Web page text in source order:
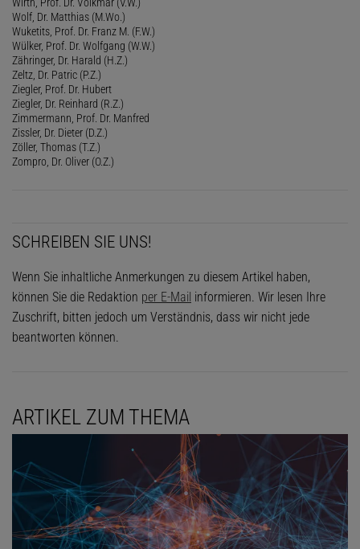
Wolf, Dr. Matthias (M.Wo.)
Wuketits, Prof. Dr. Franz M. (F.W.)
Wülker, Prof. Dr. Wolfgang (W.W.)
Zähringer, Dr. Harald (H.Z.)
Zeltz, Dr. Patric (P.Z.)
Ziegler, Prof. Dr. Hubert
Ziegler, Dr. Reinhard (R.Z.)
Zimmermann, Prof. Dr. Manfred
Zissler, Dr. Dieter (D.Z.)
Zöller, Thomas (T.Z.)
Zompro, Dr. Oliver (O.Z.)
SCHREIBEN SIE UNS!
Wenn Sie inhaltliche Anmerkungen zu diesem Artikel haben,
können Sie die Redaktion per E-Mail informieren. Wir lesen Ihre
Zuschrift, bitten jedoch um Verständnis, dass wir nicht jede
beantworten können.
ARTIKEL ZUM THEMA